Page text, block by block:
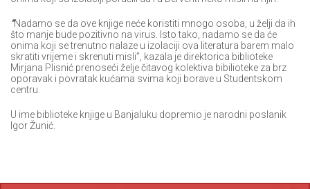
“Nadamo se da ove knjige neće koristiti mnogo osoba, u želji da ih
što manje bude pozitivno na virus. Isto tako, nadamo se da će
onima koji se trenutno nalaze u izolaciji ova literatura barem malo
skratiti vrijeme i skrenuti misli”, kazala je direktorica biblioteke
Mirjana Plisnić prenoseći želje čitavog kolektiva bibilioteke za brz
oporavak i povratak kućama svima koji borave u Studentskom
centru.
U ime biblioteke knjige u Banjaluku dopremio je narodni poslanik
Igor Žunić.